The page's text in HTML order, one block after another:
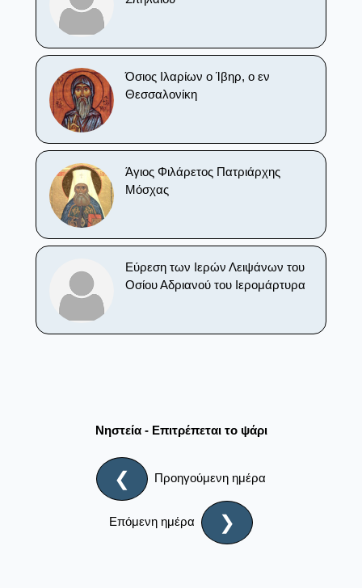
Όσιος Ιλαρίων ο Ίβηρ, ο εν
Θεσσαλονίκη
Άγιος Φιλάρετος Πατριάρχης
Μόσχας
Εύρεση των Ιερών Λειψάνων του
Οσίου Αδριανού του Ιερομάρτυρα
Νηστεία - Επιτρέπεται το ψάρι
❮ Προηγούμενη ημέρα
Επόμενη ημέρα ❯